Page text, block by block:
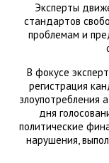
Эксперты
стандартов
проблемам и
В фокусе
регистрация
злоупотребления
дня
политические
нарушения,